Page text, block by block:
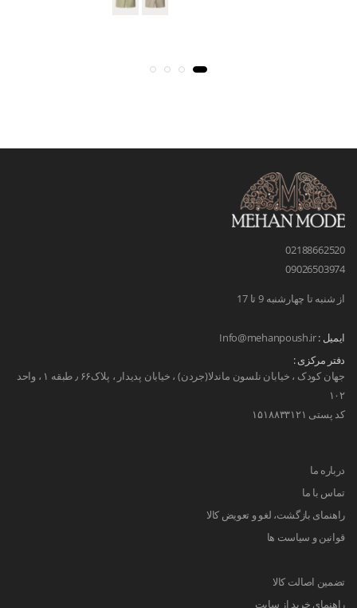
02188662520
09026503974
از شنبه تا چهارشنبه 9 تا 17
ایمیل :Info@mehanpoush.ir
دفتر مرکزی :
جهان کودک ، خیابان نلسون ماندلا(جردن) ، خیابان پدیدار ، پلاک۶۶ ٫ طبقه ۱ ، واحد
۱۰۲
کد پستی ۱۵۱۸۸۳۳۱۲۱
درباره ما
تماس با ما
راهنمای بازگشت، لغو و تعویض کالا
قوانین و سیاست ها
تضمین اصالت کالا
راهنمای خرید از سایت